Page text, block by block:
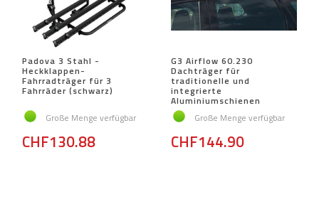
Padova 3 Stahl -
Heckklappen-
Fahrradträger für 3
Fahrräder (schwarz)
Große Menge verfügbar
CHF130.88
G3 Airflow 60.230
Dachträger für
traditionelle und
integrierte
Aluminiumschienen
Große Menge verfügbar
CHF144.90